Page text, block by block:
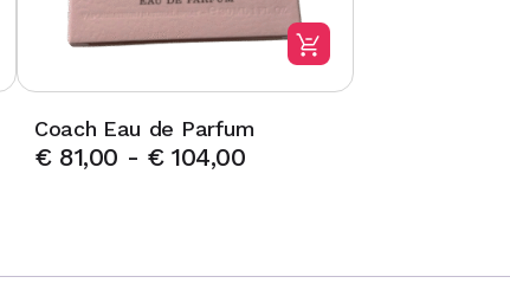
Coach Eau de Parfum
€81,00 - €104,00